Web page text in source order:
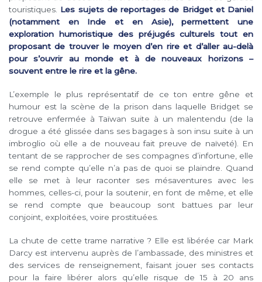
touristiques. Les sujets de reportages de Bridget et Daniel
(notamment en Inde et en Asie), permettent une
exploration humoristique des préjugés culturels tout en
proposant de trouver le moyen d’en rire et d’aller au-delà
pour s’ouvrir au monde et à de nouveaux horizons –
souvent entre le rire et la gêne.
L’exemple le plus représentatif de ce ton entre gêne et
humour est la scène de la prison dans laquelle Bridget se
retrouve enfermée à Taïwan suite à un malentendu (de la
drogue a été glissée dans ses bagages à son insu suite à un
imbroglio où elle a de nouveau fait preuve de naïveté). En
tentant de se rapprocher de ses compagnes d’infortune, elle
se rend compte qu’elle n’a pas de quoi se plaindre. Quand
elle se met à leur raconter ses mésaventures avec les
hommes, celles-ci, pour la soutenir, en font de même, et elle
se rend compte que beaucoup sont battues par leur
conjoint, exploitées, voire prostituées.
La chute de cette trame narrative ? Elle est libérée car Mark
Darcy est intervenu auprès de l’ambassade, des ministres et
des services de renseignement, faisant jouer ses contacts
pour la faire libérer alors qu’elle risque de 15 à 20 ans